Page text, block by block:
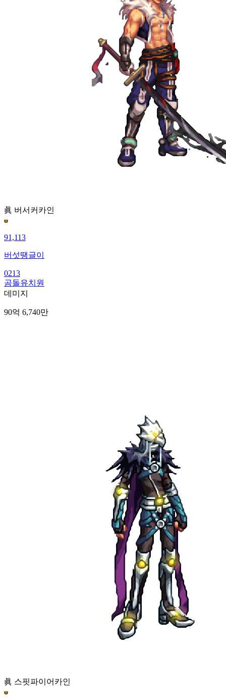
眞 버서커 카인
91,113
버섯땡글이
0213
곰돌유치원
데미지
90억 6,740만
眞 스핏파이어 카인